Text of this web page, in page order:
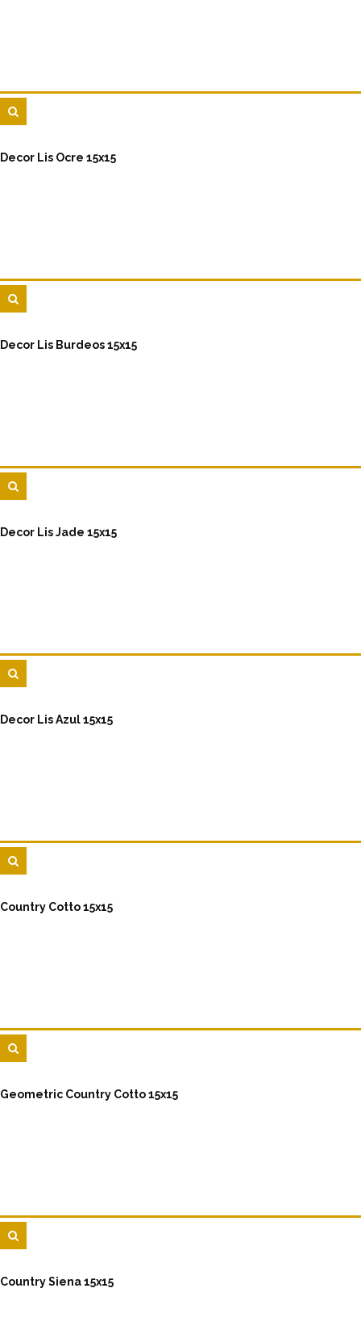
Decor Lis Ocre 15x15
Decor Lis Burdeos 15x15
Decor Lis Jade 15x15
Decor Lis Azul 15x15
Country Cotto 15x15
Geometric Country Cotto 15x15
Country Siena 15x15